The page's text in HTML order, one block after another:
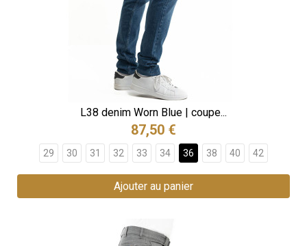
L38 denim Worn Blue | coupe...
87,50 €
29 30 31 32 33 34 36 38 40 42
Ajouter au panier